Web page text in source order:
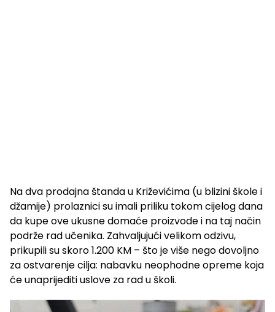
Na dva prodajna štanda u Križevićima (u blizini škole i
džamije) prolaznici su imali priliku tokom cijelog dana
da kupe ove ukusne domaće proizvode i na taj način
podrže rad učenika. Zahvaljujući velikom odzivu,
prikupili su skoro 1.200 KM – što je više nego dovoljno
za ostvarenje cilja: nabavku neophodne opreme koja
će unaprijediti uslove za rad u školi.